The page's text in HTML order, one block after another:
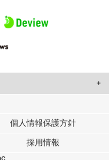
合わせたコンテンツや広告の
に提供しています。
ナーに提供した他の情報や、
個人情報保護方針
採用情報